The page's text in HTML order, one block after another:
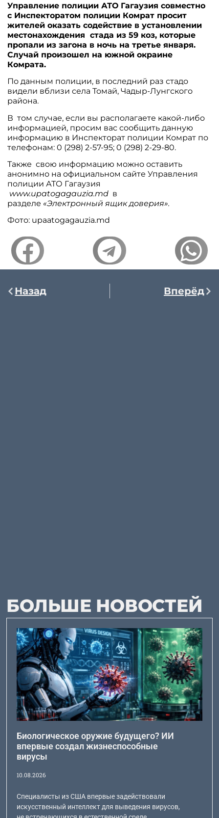
Управление полиции АТО Гагаузия совместно
с Инспекторатом полиции Комрат просит
жителей оказать содействие в установлении
местонахождения стада из 59 коз, которые
пропали из загона в ночь на третье января.
Случай произошел на южной окраине
Комрата.
По данным полиции, в последний раз стадо
видели вблизи села Томай, Чадыр-Лунгского
района.
В том случае, если вы располагаете какой-либо
информацией, просим вас сообщить данную
информацию в Инспекторат полиции Комрат по
телефонам: 0 (298) 2-57-95; 0 (298) 2-29-80.
Также свою информацию можно оставить
анонимно на официальном сайте Управления
полиции АТО Гагаузия
www.upatogagauzia.md в
разделе «Электронный ящик доверия».
Фото: upaatogagauzia.md
Назад Вперёд
БОЛЬШЕ НОВОСТЕЙ
Биологическое оружие будущего? ИИ
впервые создал жизнеспособные
вирусы
10.08.2026
Специалисты из США впервые задействовали
искусственный интеллект для выведения вирусов,